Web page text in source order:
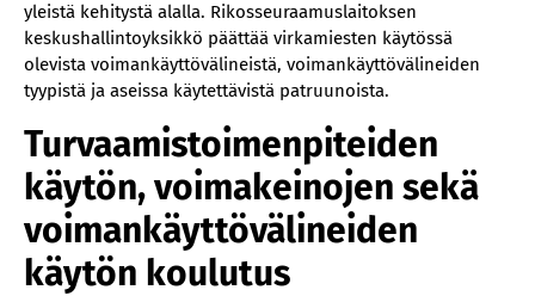
yleistä kehitystä alalla. Rikosseuraamuslaitoksen
keskushallintoyksikkö päättää virkamiesten käytössä
olevista voimankäyttövälineistä, voimankäyttövälineiden
tyypistä ja aseissa käytettävistä patruunoista.
Turvaamistoimenpiteiden
käytön, voimakeinojen sekä
voimankäyttövälineiden
käytön koulutus